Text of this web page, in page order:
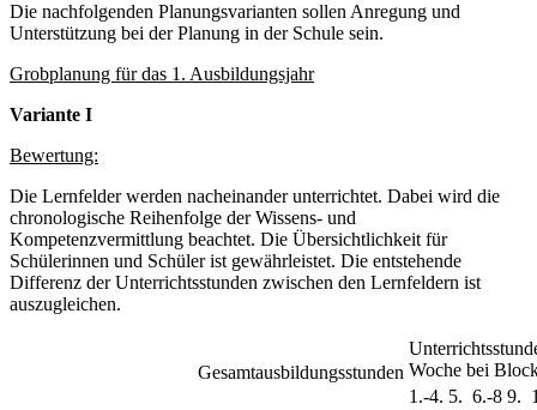
Die nachfolgenden Planungsvarianten sollen Anregung und
Unterstützung bei der Planung in der Schule sein.
Grobplanung für das 1. Ausbildungsjahr
Variante I
Bewertung:
Die Lernfelder werden nacheinander unterrichtet. Dabei wird die
chronologische Reihenfolge der Wissens- und
Kompetenzvermittlung beachtet. Die Übersichtlichkeit für
Schülerinnen und Schüler ist gewährleistet. Die entstehende
Differenz der Unterrichtsstunden zwischen den Lernfeldern ist
auszugleichen.
Gesamtausbildungsstunden Woche bei
1.-4. 5. 6.-8 9.